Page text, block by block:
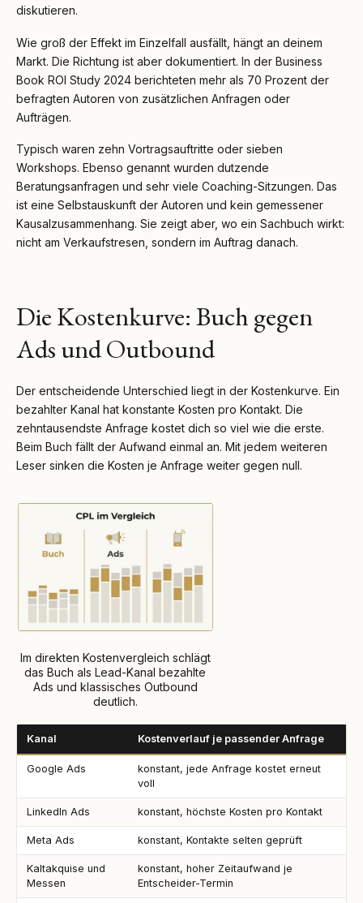
diskutieren.
Wie groß der Effekt im Einzelfall ausfällt, hängt an deinem
Markt. Die Richtung ist aber dokumentiert. In der Business
Book ROI Study 2024 berichteten mehr als 70 Prozent der
befragten Autoren von zusätzlichen Anfragen oder
Aufträgen.
Typisch waren zehn Vortragsauftritte oder sieben
Workshops. Ebenso genannt wurden dutzende
Beratungsanfragen und sehr viele Coaching-Sitzungen. Das
ist eine Selbstauskunft der Autoren und kein gemessener
Kausalzusammenhang. Sie zeigt aber, wo ein Sachbuch wirkt:
nicht am Verkaufstresen, sondern im Auftrag danach.
Die Kostenkurve: Buch gegen
Ads und Outbound
Der entscheidende Unterschied liegt in der Kostenkurve. Ein
bezahlter Kanal hat konstante Kosten pro Kontakt. Die
zehntausendste Anfrage kostet dich so viel wie die erste.
Beim Buch fällt der Aufwand einmal an. Mit jedem weiteren
Leser sinken die Kosten je Anfrage weiter gegen null.
Im direkten Kostenvergleich schlägt
das Buch als Lead-Kanal bezahlte
Ads und klassisches Outbound
deutlich.
Kanal Kostenverlauf je passender Anfrage
Google Ads
konstant, jede Anfrage kostet erneut
voll
LinkedIn Ads konstant, höchste Kosten pro Kontakt
Meta Ads konstant, Kontakte selten geprüft
Kaltakquise und
Messen
konstant, hoher Zeitaufwand je
Entscheider-Termin